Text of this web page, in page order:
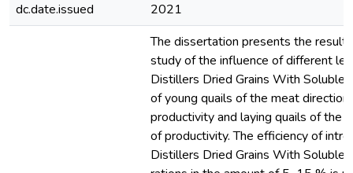
dc.date.issued
2021
The dissertation presents the
study of the influence of different
Distillers Dried Grains With
of young quails of the meat direction
productivity and laying quails of the
of productivity. The efficiency of
Distillers Dried Grains With